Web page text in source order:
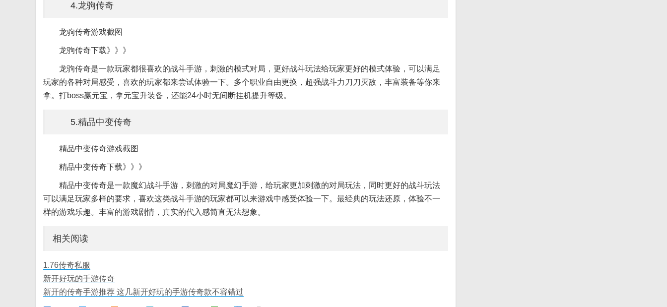
4.龙驹传奇
龙驹传奇游戏截图
龙驹传奇下载》》》
龙驹传奇是一款玩家都很喜欢的战斗手游，刺激的模式对局，更好战斗玩法给玩家更好的模式体验，可以满足
玩家的各种对局感受，喜欢的玩家都来尝试体验一下。多个职业自由更换，超强战斗力刀刀灭敌，丰富装备等你来
拿。打boss赢元宝，拿元宝升装备，还能24小时无间断挂机提升等级。
5.精品中变传奇
精品中变传奇游戏截图
精品中变传奇下载》》》
精品中变传奇是一款魔幻战斗手游，刺激的对局魔幻手游，给玩家更加刺激的对局玩法，同时更好的战斗玩法
可以满足玩家多样的要求，喜欢这类战斗手游的玩家都可以来游戏中感受体验一下。最经典的玩法还原，体验不一
样的游戏乐趣。丰富的游戏剧情，真实的代入感简直无法想象。
相关阅读
1.76传奇私服
新开好玩的手游传奇
新开的传奇手游推荐 这几新开好玩的手游传奇款不容错过